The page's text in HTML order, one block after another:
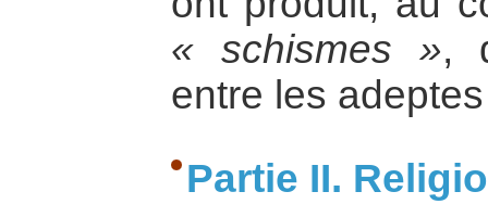
« schismes »,
entre les
Partie II.